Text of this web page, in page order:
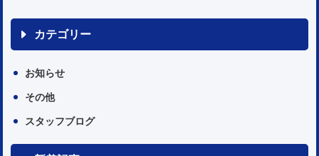
カテゴリー
お知らせ
その他
スタッフブログ